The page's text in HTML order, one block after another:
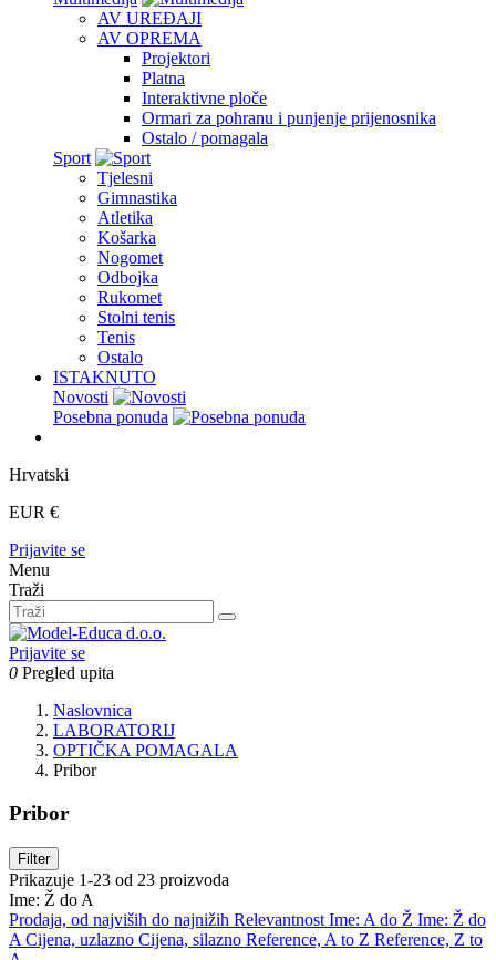
AV UREĐAJI
AV OPREMA
Projektori
Platna
Interaktivne ploče
Ormari za pohranu i punjenje prijenosnika
Ostalo / pomagala
Sport
Tjelesni
Gimnastika
Atletika
Košarka
Nogomet
Odbojka
Rukomet
Stolni tenis
Tenis
Ostalo
ISTAKNUTO
Novosti
Posebna ponuda
Hrvatski
EUR €
Prijavite se
Menu
Traži
Prijavite se
0 Pregled upita
Naslovnica
LABORATORIJ
OPTIČKA POMAGALA
Pribor
Pribor
Filter
Prikazuje 1-23 od 23 proizvoda
Ime: Ž do A
Prodaja, od najviših do najnižih Relevantnost Ime: A do Ž Ime: Ž do
A Cijena, uzlazno Cijena, silazno Reference, A to Z Reference, Z to